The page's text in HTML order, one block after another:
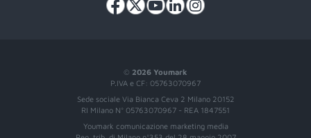
© 2026 Youmark
P.IVA e CF: 05763070967
Sede sociale Via Bianca Ceva 2 Milano 20152
RI Milano N° 05763070967 - REA 1847551
Youmark comunicazione marketing media